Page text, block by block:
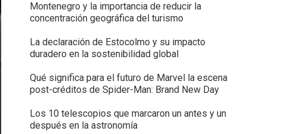
Montenegro y la importancia de reducir la
concentración geográfica del turismo
La declaración de Estocolmo y su impacto
duradero en la sostenibilidad global
Qué significa para el futuro de Marvel la escena
post-créditos de Spider-Man: Brand New Day
Los 10 telescopios que marcaron un antes y un
después en la astronomía